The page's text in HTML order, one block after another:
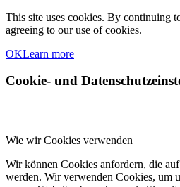
This site uses cookies. By continuing
agreeing to our use of cookies.
OKLearn more
Cookie- und
Wie wir Cookies verwenden
Wir können Cookies anfordern, die
werden. Wir verwenden Cookies, um